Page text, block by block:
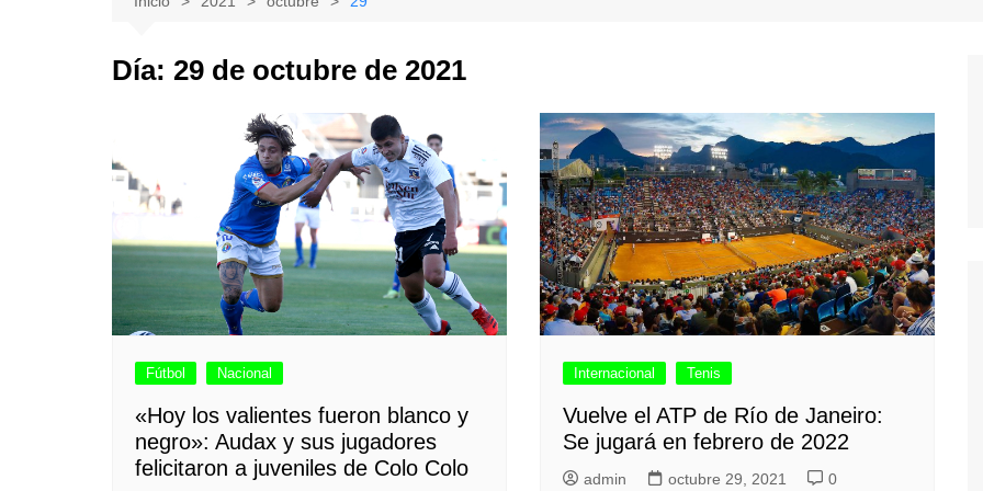
Tenis
Gimnasia
Licantén
Romeral
Sagrada Familia
Teno
Vichuquén
Día: 29 de octubre de 2021
Fútbol Nacional
«Hoy los valientes fueron blanco y
negro»: Audax y sus jugadores
felicitaron a juveniles de Colo Colo
Internacional Tenis
Vuelve el ATP de Río de Janeiro:
Se jugará en febrero de 2022
admin octubre 29, 2021 0